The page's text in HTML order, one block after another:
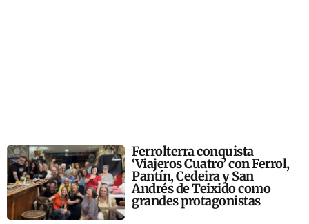
Ferrolterra conquista
‘Viajeros Cuatro’ con Ferrol,
Pantín, Cedeira y San
Andrés de Teixido como
grandes protagonistas